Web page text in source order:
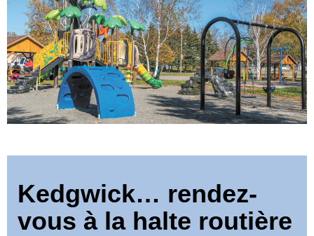
Kedgwick… rendez-
vous à la halte routière